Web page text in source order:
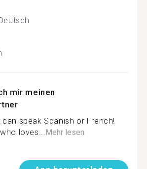
mir meinen
speak Spanish or French!
loves...Mehr lesen